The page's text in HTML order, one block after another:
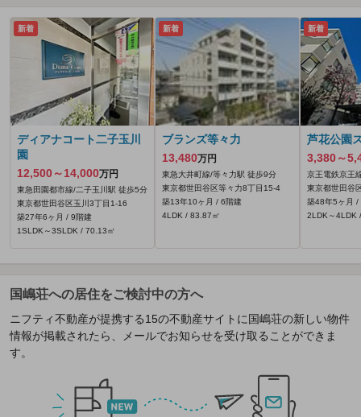
新着
ディアナコート二子玉川
園
12,500～14,000万円
東急田園都市線/二子玉川駅 徒歩5分
東京都世田谷区玉川3丁目1-16
築27年6ヶ月 / 9階建
1SLDK～3SLDK / 70.13㎡
新着
ブランズ等々力
13,480万円
東急大井町線/等々力駅 徒歩9分
東京都世田谷区等々力8丁目15-4
築13年10ヶ月 / 6階建
4LDK / 83.87㎡
新着
芦花公園
3,380～
京王電鉄京王
東京都世田谷
築48年5ヶ月 /
2LDK～4LDK
国嶋荘への居住をご検討中の方へ
ニフティ不動産が提携する15の不動産サイトに国嶋荘の新しい物件
情報が掲載されたら、メールでお知らせを受け取ることができま
す。